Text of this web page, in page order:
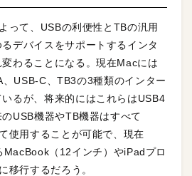
って、USBの利便性とTBの汎用
デバイスをサポートするインタ
わることになる。現在Macには
USB-C、TB3の3種類のインター
るが、将来的にはこれらはUSB4
USB機器やTB機器はすべて
使用することが可能で、現在
MacBook（12インチ）やiPadプロ
移行するだろう。